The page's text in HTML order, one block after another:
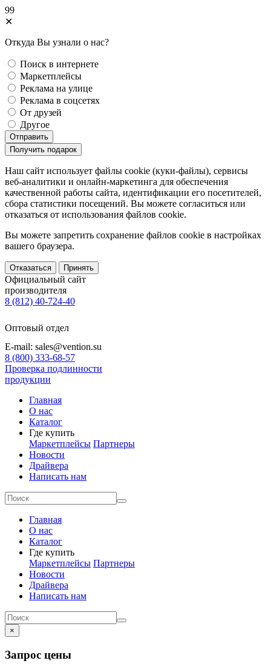
99
✕
Откуда Вы узнали о нас?
Поиск в интернете
Маркетплейсы
Реклама на улице
Реклама в соцсетях
От друзей
Другое
Отправить
Получить подарок
Наш сайт использует файлы cookie (куки-файлы), сервисы
веб-аналитики и онлайн-маркетинга для обеспечения
качественной работы сайта, идентификации его посетителей,
сбора статистики посещений. Вы можете согласиться или
отказаться от использования файлов сookie.
Вы можете запретить сохранение файлов сookie в настройках
вашего браузера.
Отказаться Принять
Официальный сайт
производителя
8 (812) 40-724-40
Оптовый отдел
E-mail: sales@vention.su
8 (800) 333-68-57
Проверка подлинности
продукции
Главная
О нас
Каталог
Где купить
Маркетплейсы Партнеры
Новости
Драйвера
Написать нам
Главная
О нас
Каталог
Где купить
Маркетплейсы Партнеры
Новости
Драйвера
Написать нам
×
Запрос цены